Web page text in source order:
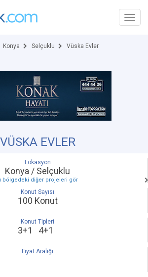
Konya Selçuklu Vüska Evler
VÜSKA EVLER
Lokasyon
Konya / Selçuklu
bölgedeki diğer projeleri gör
Konut Sayısı
100 Konut
Konut Tipleri
3+1 4+1
Fiyat Aralığı